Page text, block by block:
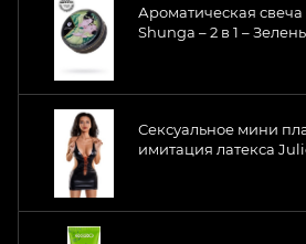
Ароматическая
Shunga – 2 в 1 –
Сексуальное мини
имитация латекса